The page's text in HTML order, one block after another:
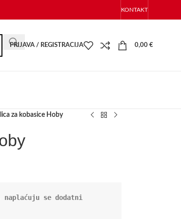
KONTAKT
PRIJAVA / REGISTRACIJA 0,00 €
za kobasice Hoby
se dodatni